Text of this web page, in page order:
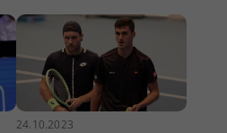
24.10.2023